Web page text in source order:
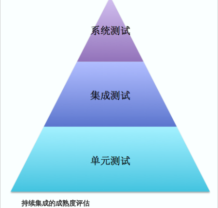
持续集成的成熟度评估